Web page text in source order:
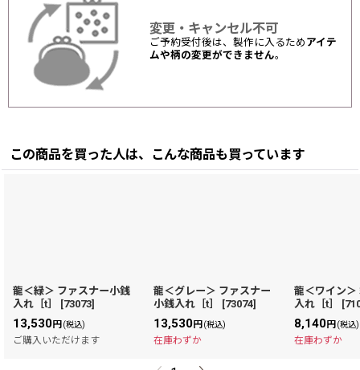
変更・キャンセル不可
ご予約受付後は、製作に入るため アイテ
ムや柄の変更ができません。
この商品を買った人は、こんな商品も買っています
龍＜緑＞ ファスナー小銭
入れ［t］
[73073]
13,530円(税込)
ご購入いただけます
龍＜グレー＞ ファスナー
小銭入れ［t］
[73074]
13,530円(税込)
在庫わずか
龍＜ワイン＞
入れ［t］
[
8,140円(税込)
在庫わずか